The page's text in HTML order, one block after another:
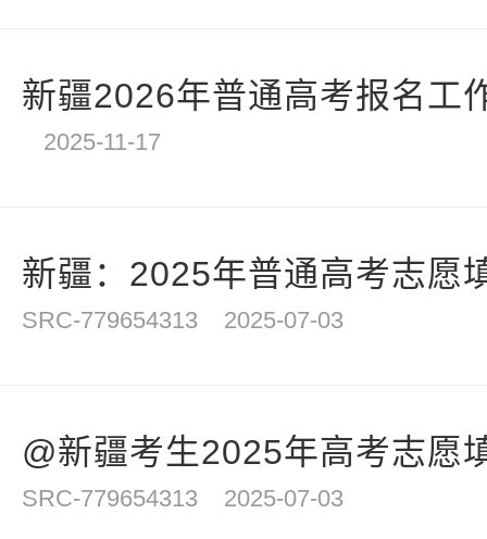
新疆2026年普通高考报名工
2025-11-17
新疆：2025年普通高考志愿
SRC-779654313 2025-07-03
@新疆考生2025年高考志愿
SRC-779654313 2025-07-03